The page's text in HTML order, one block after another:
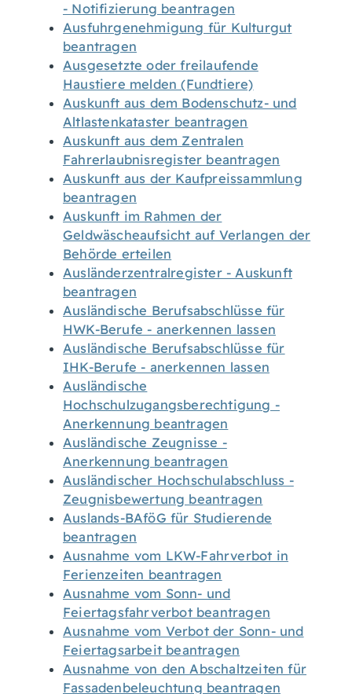
- Notifizierung beantragen
Ausfuhrgenehmigung für Kulturgut
beantragen
Ausgesetzte oder freilaufende
Haustiere melden (Fundtiere)
Auskunft aus dem Bodenschutz- und
Altlastenkataster beantragen
Auskunft aus dem Zentralen
Fahrerlaubnisregister beantragen
Auskunft aus der Kaufpreissammlung
beantragen
Auskunft im Rahmen der
Geldwäscheaufsicht auf Verlangen der
Behörde erteilen
Ausländerzentralregister - Auskunft
beantragen
Ausländische Berufsabschlüsse für
HWK-Berufe - anerkennen lassen
Ausländische Berufsabschlüsse für
IHK-Berufe - anerkennen lassen
Ausländische
Hochschulzugangsberechtigung -
Anerkennung beantragen
Ausländische Zeugnisse -
Anerkennung beantragen
Ausländischer Hochschulabschluss -
Zeugnisbewertung beantragen
Auslands-BAföG für Studierende
beantragen
Ausnahme vom LKW-Fahrverbot in
Ferienzeiten beantragen
Ausnahme vom Sonn- und
Feiertagsfahrverbot beantragen
Ausnahme vom Verbot der Sonn- und
Feiertagsarbeit beantragen
Ausnahme von den Abschaltzeiten für
Fassadenbeleuchtung beantragen